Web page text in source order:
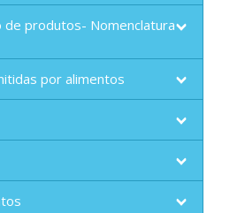
de produtos- Nomenclatura
por alimentos